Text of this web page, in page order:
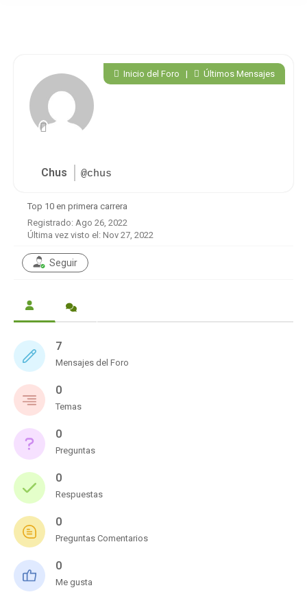
Chus @chus
Inicio del Foro | Últimos Mensajes
Top 10 en primera carrera
Registrado: Ago 26, 2022
Última vez visto el: Nov 27, 2022
Seguir
7
Mensajes del Foro
0
Temas
0
Preguntas
0
Respuestas
0
Preguntas Comentarios
0
Me gusta